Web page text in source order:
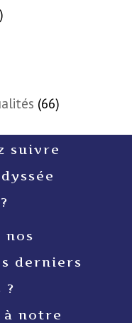
(66)
suivre
nos
derniers
?
à notre